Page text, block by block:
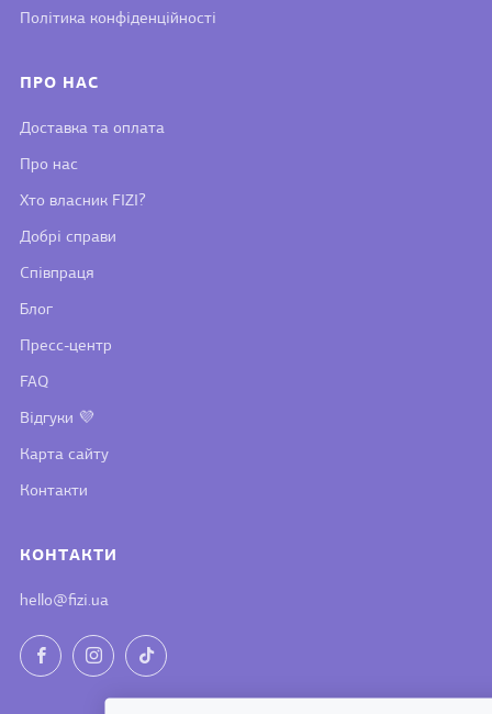
Політика конфіденційності
ПРО НАС
Доставка та оплата
Про нас
Хто власник FIZI?
Добрі справи
Співпраця
Блог
Пресс-центр
FAQ
Відгуки 💜
Карта сайту
Контакти
КОНТАКТИ
hello@fizi.ua
FacebookInstagramTikTok